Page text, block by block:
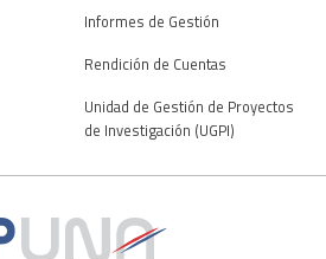
Informes de Gestión
Rendición de Cuentas
Unidad de Gestión de Proyectos
de Investigación (UGPI)